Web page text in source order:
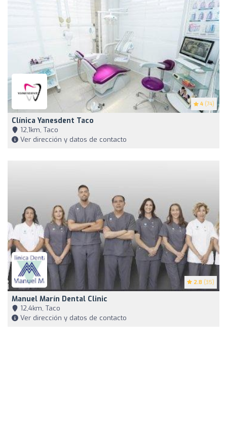
4 (74)
Clínica Yanesdent Taco
12,1km, Taco
Ver dirección y datos de contacto
2.8 (35)
Manuel Marín Dental Clinic
12,4km, Taco
Ver dirección y datos de contacto